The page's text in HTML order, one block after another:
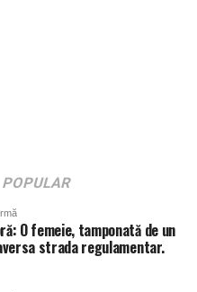
POPULAR
O femeie, tamponată de un
strada regulamentar.